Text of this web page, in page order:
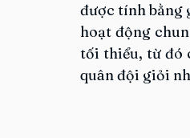
được tính bằng
hoạt động
tối thiểu, từ đó
quân đội giỏi